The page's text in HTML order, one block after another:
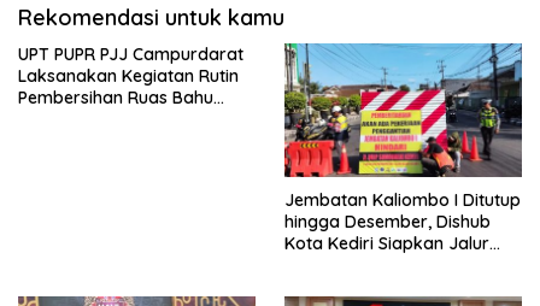
Rekomendasi untuk kamu
UPT PUPR PJJ Campurdarat
Laksanakan Kegiatan Rutin
Pembersihan Ruas Bahu
Jembatan Kaliombo I Ditutup
hingga Desember, Dishub
Kota Kediri Siapkan Jalur